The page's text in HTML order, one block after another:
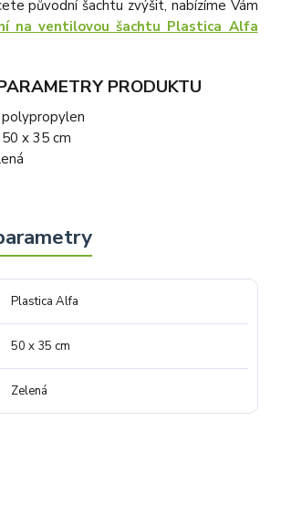
původní šachtu zvýšit, nabízíme Vám
na ventilovou šachtu Plastica Alfa
PRODUKTU
x 35 cm
Plastica Alfa
50 x 35 cm
Zelená